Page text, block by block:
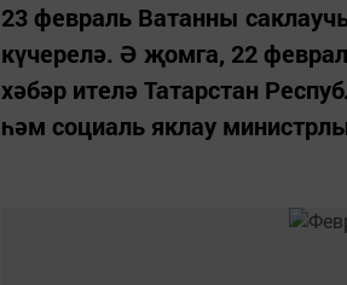
23 февраль Ватанны
күчерелә. Ә җомга, 22
хәбәр ителә Татарстан
һәм социаль яклау